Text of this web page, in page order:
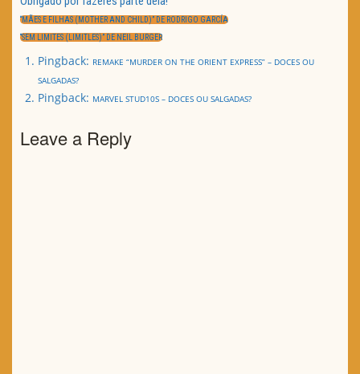
Navegação
de
artigos
PREVIOUS
“MÃES E FILHAS (MOTHER AND CHILD)” DE RODRIGO GARCÍA
NEXT
“SEM LIMITES (LIMITLES)” DE NEIL BURGER
Pingback: REMAKE “MURDER ON THE ORIENT EXPRESS” – DOCES OU
SALGADAS?
Pingback: MARVEL STUD10S – DOCES OU SALGADAS?
Leave a Reply